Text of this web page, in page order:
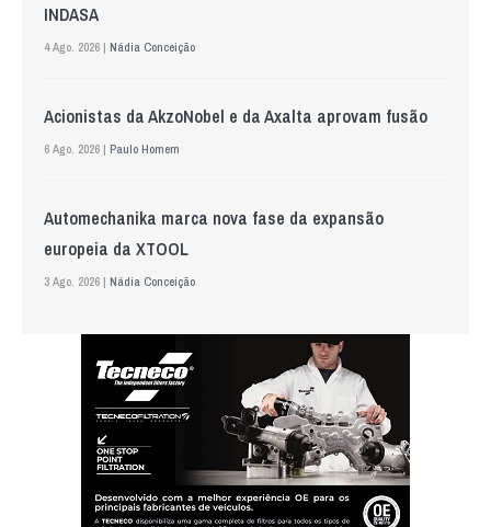
INDASA
4 Ago. 2026 | Nádia Conceição
Acionistas da AkzoNobel e da Axalta aprovam fusão
6 Ago. 2026 | Paulo Homem
Automechanika marca nova fase da expansão
europeia da XTOOL
3 Ago. 2026 | Nádia Conceição